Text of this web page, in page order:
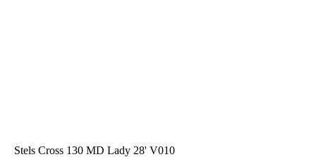
Stels Cross 130 MD Lady 28' V010